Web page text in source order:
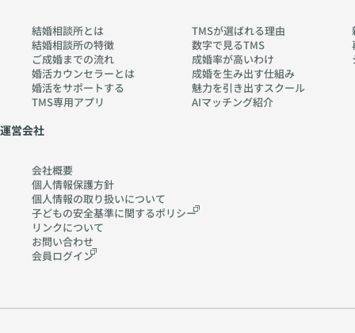
結婚相談所とは
結婚相談所の特徴
ご成婚までの流れ
婚活カウンセラーとは
婚活をサポートする
TMS専用アプリ
TMSが選ばれる理由
数字で見るTMS
成婚率が高いわけ
成婚を生み出す仕組み
魅力を引き出すスクール
AIマッチング紹介
運営会社
会社概要
個人情報保護方針
個人情報の取り扱いについて
子どもの安全基準に関するポリシー
リンクについて
お問い合わせ
会員ログイン